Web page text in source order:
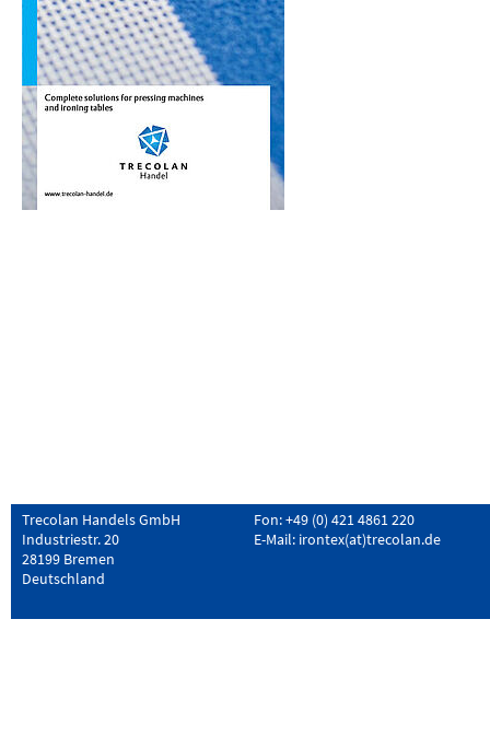
Trecolan Handels GmbH
Industriestr. 20
28199 Bremen
Deutschland
Fon: +49 (0) 421 4861 220
E-Mail: irontex(at)trecolan.de